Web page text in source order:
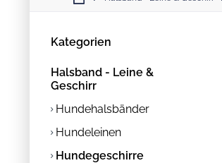
Kategorien
Halsband - Leine &
Geschirr
Hundehalsbänder
Hundeleinen
Hundegeschirre